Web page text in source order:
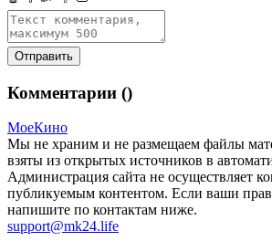
Комментарии ()
МоеКино
Мы не храним и не размещаем файлы
взяты из открытых источников в
Администрация сайта не осуществляет
публикуемым контентом. Если ваши
напишите по контактам ниже.
support@mk24.life